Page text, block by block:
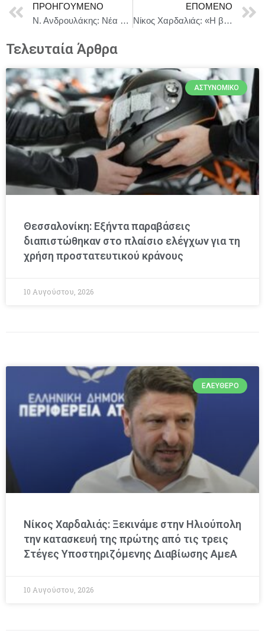
ΠΡΟΗΓΟΎΜΕΝΟ
Ν. Ανδρουλάκης: Νέα αρχή για τη χώρα με παλιές πρακτικές και νοοτροπίες δεν γίνεται
ΕΠΌΜΕΝΟ
Νίκος Χαρδαλιάς: «Η βιώσιμη ανάπτυξη αποτελεί στρατηγική επιλογή μας, το αποδεικνύουμε καθημερινά με έργα που υλοποιούνται σε όλο το Λεκανοπέδιο»
Τελευταία Άρθρα
ΑΣΤΥΝΟΜΙΚΌ
Θεσσαλονίκη: Εξήντα παραβάσεις
διαπιστώθηκαν στο πλαίσιο ελέγχων για τη
χρήση προστατευτικού κράνους
10 Αυγούστου, 2026
ΕΛΕΎΘΕΡΟ
Νίκος Χαρδαλιάς: Ξεκινάμε στην Ηλιούπολη
την κατασκευή της πρώτης από τις τρεις
Στέγες Υποστηριζόμενης Διαβίωσης ΑμεΑ
10 Αυγούστου, 2026